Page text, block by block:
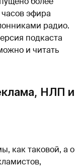
эфира
радио.
подкаста
и читать
НЛП и
как таковой, а о